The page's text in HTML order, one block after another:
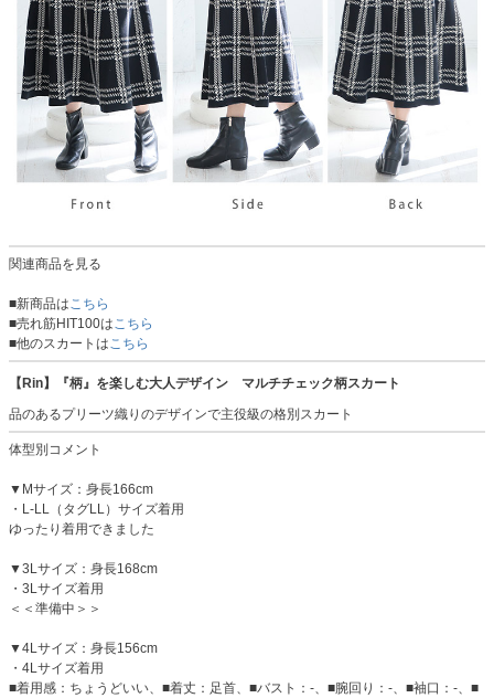
関連商品を見る
■新商品はこちら
■売れ筋HIT100はこちら
■他のスカートはこちら
【Rin】『柄』を楽しむ大人デザイン マルチチェック柄スカート
品のあるプリーツ織りのデザインで主役級の格別スカート
体型別コメント
▼Mサイズ：身長166cm
・L-LL（タグLL）サイズ着用
ゆったり着用できました
▼3Lサイズ：身長168cm
・3Lサイズ着用
＜＜準備中＞＞
▼4Lサイズ：身長156cm
・4Lサイズ着用
■着用感：ちょうどいい、■着丈：足首、■バスト：-、■腕回り：-、■袖口：-、■